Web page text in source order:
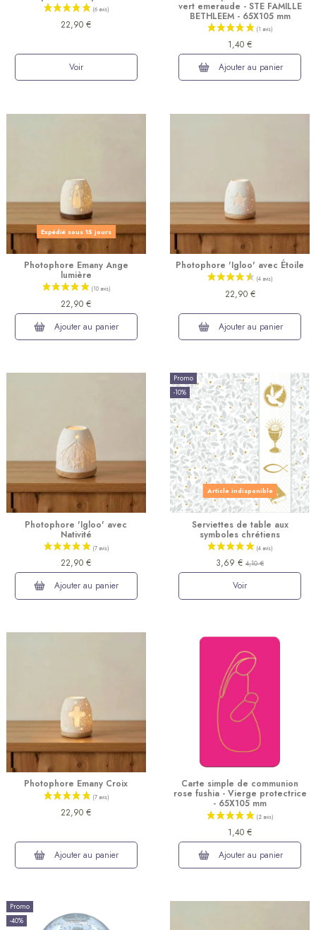
22,90 €
Voir
vert emeraude - STE FAMILLE
BETHLEEM - 65X105 mm
1,40 €
Ajouter au panier
Expédié sous 15 jours
Photophore Emany Ange
lumière
22,90 €
Ajouter au panier
Photophore 'Igloo' avec Étoile
22,90 €
Ajouter au panier
Photophore 'Igloo' avec
Nativité
22,90 €
Ajouter au panier
Promo
-10%
Article indisponible
Serviettes de table aux
symboles chrétiens
3,69 €4,10 €
Voir
Photophore Emany Croix
22,90 €
Ajouter au panier
Carte simple de communion
rose fushia - Vierge protectrice
- 65X105 mm
1,40 €
Ajouter au panier
Promo
-40%